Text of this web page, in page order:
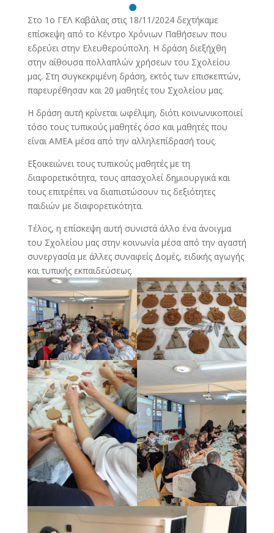
Στο 1ο ΓΕΛ Καβάλας στις 18/11/2024 δεχτήκαμε
επίσκεψη από το Κέντρο Χρόνιων Παθήσεων που
εδρεύει στην Ελευθερούπολη. Η δράση διεξήχθη
στην αίθουσα πολλαπλών χρήσεων του Σχολείου
μας. Στη συγκεκριμένη δράση, εκτός των επισκεπτών,
παρευρέθησαν και 20 μαθητές του Σχολείου μας.
Η δράση αυτή κρίνεται ωφέλιμη, διότι κοινωνικοποιεί
τόσο τους τυπικούς μαθητές όσο και μαθητές που
είναι ΑΜΕΑ μέσα από την αλληλεπίδρασή τους.
Εξοικειώνει τους τυπικούς μαθητές με τη
διαφορετικότητα, τους απασχολεί δημιουργικά και
τους επιτρέπει να διαπιστώσουν τις δεξιότητες
παιδιών με διαφορετικότητα.
Τέλος, η επίσκεψη αυτή συνιστά άλλο ένα άνοιγμα
του Σχολείου μας στην κοινωνία μέσα από την αγαστή
συνεργασία με άλλες συναφείς Δομές, ειδικής αγωγής
και τυπικής εκπαιδεύσεως.